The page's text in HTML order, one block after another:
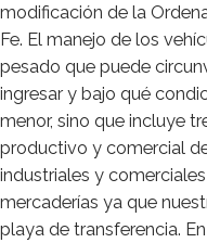
modificación de la
Fe. El manejo de los
pesado que puede
ingresar y bajo qué
menor, sino que incluye
productivo y comercial
industriales y
mercaderías ya que
playa de transferencia.